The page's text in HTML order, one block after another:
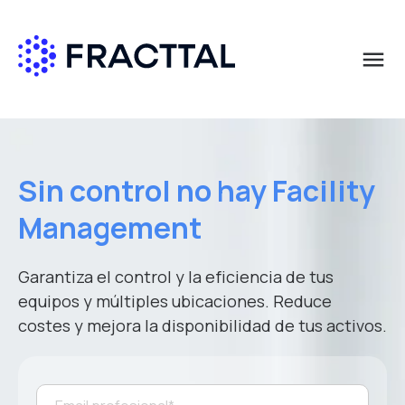
menu
Sin control no hay Facility
Management
Garantiza el control y la eficiencia de tus
equipos y múltiples ubicaciones. Reduce
costes y mejora la disponibilidad de tus activos.
Apellido *
Correo empresa *
*
Apellido *
Correo empresa *
*
Apellido *
Correo empresa *
*
Apellido *
Correo empresa *
*
Apellido *
Correo empresa *
*